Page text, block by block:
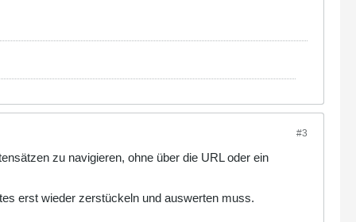
#3
zu navigieren, ohne über die URL oder ein
erst wieder zerstückeln und auswerten muss.